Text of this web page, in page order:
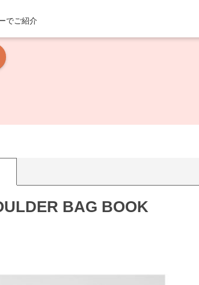
でご紹介
BAG BOOK